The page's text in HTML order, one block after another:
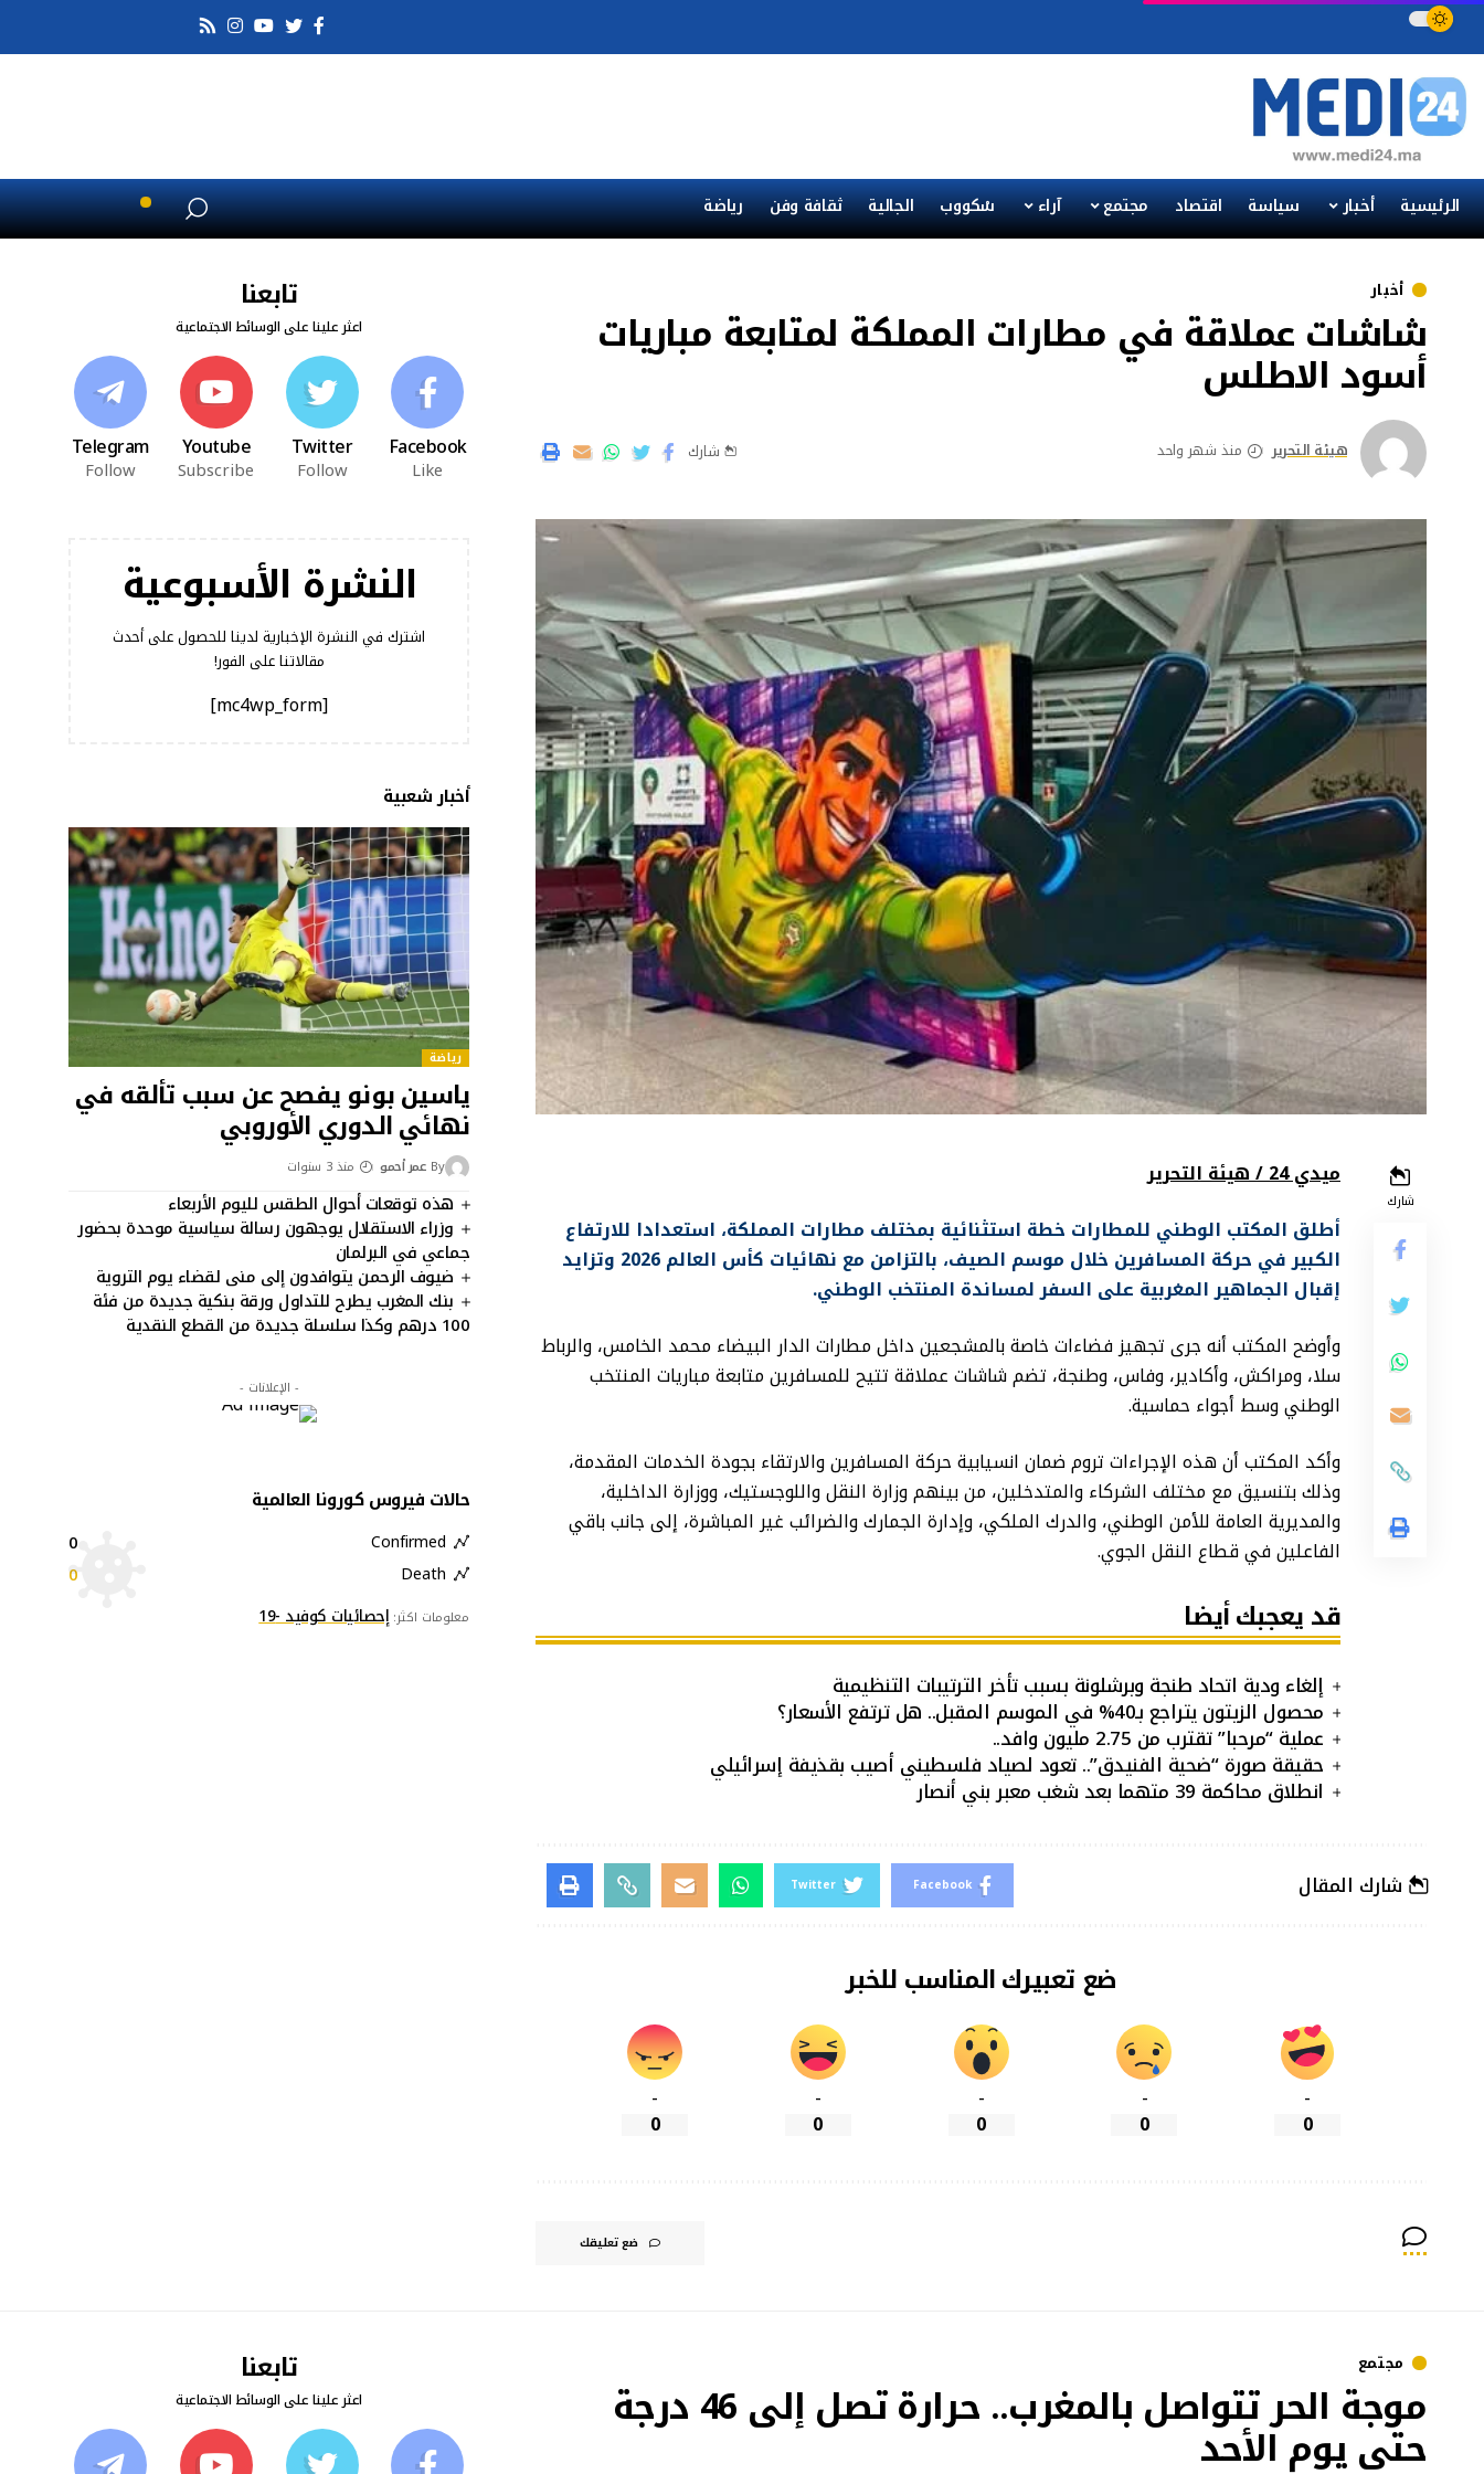
الرئيسية أخبار سياسة اقتصاد مجتمع آراء سْكووب الجالية ثقافة وفن رياضة
أخبار
شاشات عملاقة في مطارات المملكة لمتابعة مباريات
أسود الاطلس
هيئة التحرير منذ شهر واحد شارك
شارك
ميدي 24 / هيئة التحرير
أطلق المكتب الوطني للمطارات خطة استثنائية بمختلف مطارات المملكة، استعدادا للارتفاع
الكبير في حركة المسافرين خلال موسم الصيف، بالتزامن مع نهائيات كأس العالم 2026 وتزايد
إقبال الجماهير المغربية على السفر لمساندة المنتخب الوطني.
وأوضح المكتب أنه جرى تجهيز فضاءات خاصة بالمشجعين داخل مطارات الدار البيضاء محمد الخامس، والرباط
سلا، ومراكش، وأكادير، وفاس، وطنجة، تضم شاشات عملاقة تتيح للمسافرين متابعة مباريات المنتخب
الوطني وسط أجواء حماسية.
وأكد المكتب أن هذه الإجراءات تروم ضمان انسيابية حركة المسافرين والارتقاء بجودة الخدمات المقدمة،
وذلك بتنسيق مع مختلف الشركاء والمتدخلين، من بينهم وزارة النقل واللوجستيك، ووزارة الداخلية،
والمديرية العامة للأمن الوطني، والدرك الملكي، وإدارة الجمارك والضرائب غير المباشرة، إلى جانب باقي
الفاعلين في قطاع النقل الجوي.
قد يعجبك أيضا
إلغاء ودية اتحاد طنجة وبرشلونة بسبب تأخر الترتيبات التنظيمية
محصول الزيتون يتراجع بـ40% في الموسم المقبل.. هل ترتفع الأسعار؟
عملية “مرحبا” تقترب من 2.75 مليون وافد..
حقيقة صورة “ضحية الفنيدق”.. تعود لصياد فلسطيني أصيب بقذيفة إسرائيلي
انطلاق محاكمة 39 متهما بعد شغب معبر بني أنصار
شارك المقال Facebook
Twitter
ضع تعبيرك المناسب للخبر
-
0
-
0
-
0
-
0
-
0
ضع تعليقك
تابعنا
اعثر علينا على الوسائط الاجتماعية
Facebook
Like
Twitter
Follow
Youtube
Subscribe
Telegram
Follow
النشرة الأسبوعية
اشترك في النشرة الإخبارية لدينا للحصول على أحدث
مقالاتنا على الفور!
[mc4wp_form]
أخبار شعبية
رياضة
ياسين بونو يفصح عن سبب تألقه في
نهائي الدوري الأوروبي
By عمر أحمو منذ 3 سنوات
هذه توقعات أحوال الطقس لليوم الأربعاء
وزراء الاستقلال يوجهون رسالة سياسية موحدة بحضور
جماعي في البرلمان
ضيوف الرحمن يتوافدون إلى منى لقضاء يوم التروية
بنك المغرب يطرح للتداول ورقة بنكية جديدة من فئة
100 درهم وكذا سلسلة جديدة من القطع النقدية
- الإعلانات -
حالات فيروس كورونا العالمية
Confirmed
0
Death
0
معلومات اكثر:إحصائيات كوفيد -19
مجتمع
موجة الحر تتواصل بالمغرب.. حرارة تصل إلى 46 درجة
حتى يوم الأحد
تابعنا
اعثر علينا على الوسائط الاجتماعية